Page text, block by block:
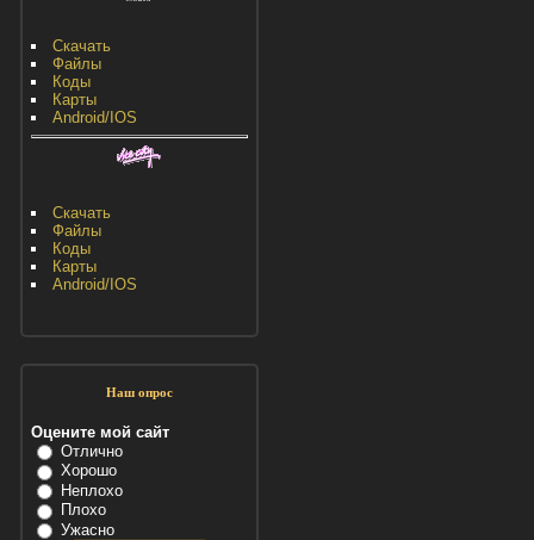
Скачать
Файлы
Коды
Карты
Android/IOS
Скачать
Файлы
Коды
Карты
Android/IOS
Наш опрос
Оцените мой сайт
Отлично
Хорошо
Неплохо
Плохо
Ужасно